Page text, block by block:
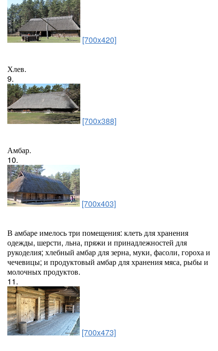
[700x420]
Хлев.
9.
[700x388]
Амбар.
10.
[700x403]
В амбаре имелось три помещения: клеть для хранения
одежды, шерсти, льна, пряжи и принадлежностей для
рукоделия; хлебный амбар для зерна, муки, фасоли, гороха и
чечевицы; и продуктовый амбар для хранения мяса, рыбы и
молочных продуктов.
11.
[700x473]